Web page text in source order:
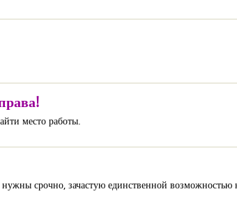
место работы.
срочно, зачастую единственной возможностью